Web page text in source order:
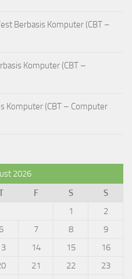
Berbasis Komputer (CBT –
Komputer (CBT –
Komputer (CBT – Computer
2026
F S
S
1
2
6 7 8
9
14 15
16
21 22
23